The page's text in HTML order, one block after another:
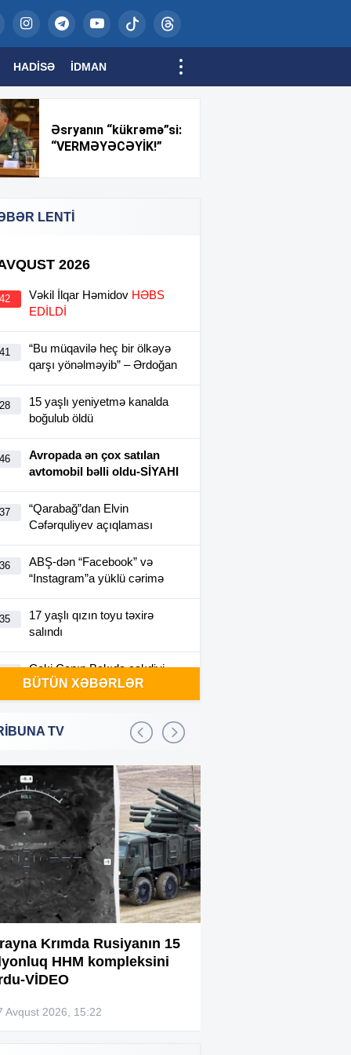
HADISƏ İDMAN
Əsryanın “kükrəmə”si:
“VERMƏYƏCƏYİK!”
LENTİ
2026
Vəkil İlqar Həmidov HƏBS
EDİLDİ
“Bu müqavilə heç bir ölkəyə
qarşı yönəlməyib” – Ərdoğan
15 yaşlı yeniyetmə kanalda
boğulub öldü
Avropada ən çox satılan
avtomobil bəlli oldu-SİYAHI
“Qarabağ”dan Elvin
Cəfərquliyev açıqlaması
ABŞ-dən “Facebook” və
“Instagram”a yüklü cərimə
17 yaşlı qızın toyu təxirə
salındı
Ceki Çanın Bakıda çəkdiyi
filmə görə Azərbaycan 1
milyon dollar ödəyə bilər?
Bakıda 2,5 milyon manata
Sərdar Ortaç xəstəxanaya
yerləşdirilib?
Rüşvətdə təqsirləndirilən 3
vəzifəli şəxsin məhkəməsi
başlayır
“Həyat yoldaşın istəmirsə,
Kiberpolis əməliyyat keçirdi:
Xarici saytları ələ keçirən
BÜTÜN XƏBƏRLƏR
TV
Krımda Rusiyanın 15
HHM kompleksini
VİDEO
Avqust 2026, 15:22